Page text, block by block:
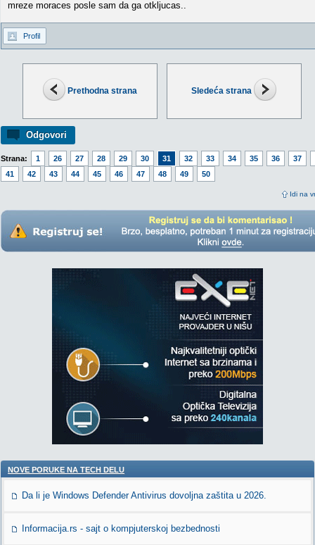
Prethodna strana Sledeća strana
Odgovori
Strana: 1 26 27 28 29 30 31 32 33 34 35 36
37
41
42 43 44 45 46 47 48 49 50
Idi na
mreze moraces posle sam da ga otkljucas..
Profil
NOVE PORUKE NA TECH DELU
Da li je Windows Defender Antivirus dovoljna zaštita u 2026.
Informacija.rs - sajt o kompjuterskoj bezbednosti